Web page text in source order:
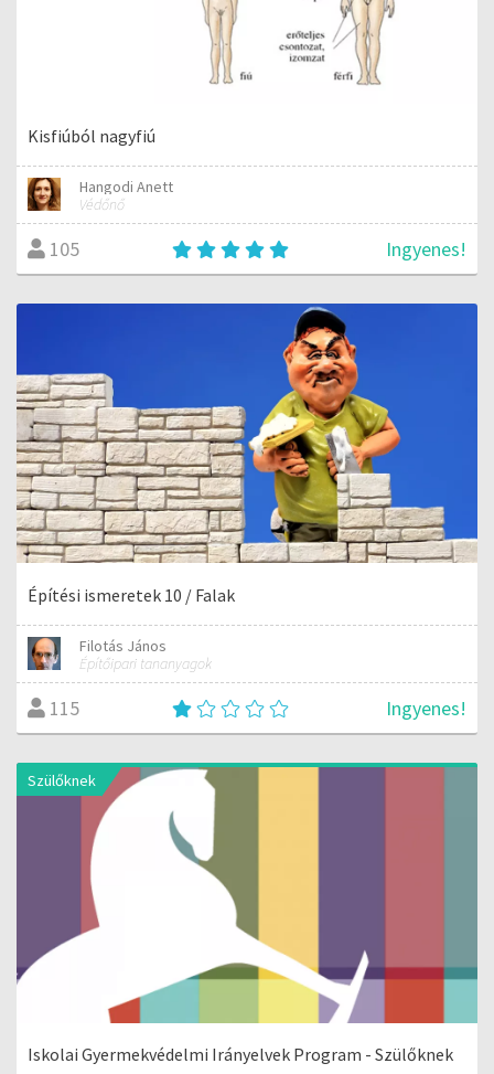
Kisfiúból nagyfiú
Hangodi Anett
Védőnő
105 Ingyenes!
Építési ismeretek 10 / Falak
Filotás János
Építőipari tananyagok
115 Ingyenes!
Szülőknek
Iskolai Gyermekvédelmi Irányelvek Program - Szülőknek